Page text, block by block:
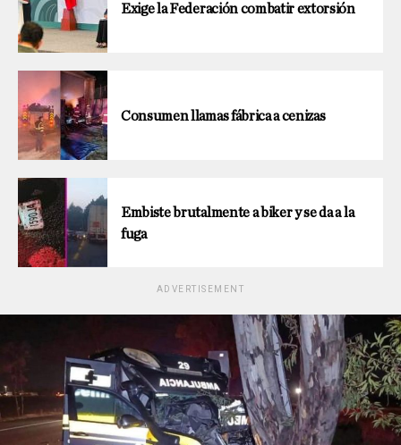
Exige la Federación combatir extorsión
Consumen llamas fábrica a cenizas
Embiste brutalmente a biker y se da a la
fuga
ADVERTISEMENT